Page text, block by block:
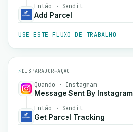
Então · Sendit
Add Parcel
USE ESTE FLUXO DE TRABALHO
⚡ DISPARADOR→AÇÃO
Quando · Instagram
Message Sent By Instagram
Então · Sendit
Get Parcel Tracking